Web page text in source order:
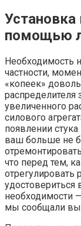
помощью
Необходимость
частности,
«копеек»
распределителя
увеличенного
силового
появлении
ваш больше не
что перед тем,
отрегулировать
удостовериться
необходимости
мы сообщали